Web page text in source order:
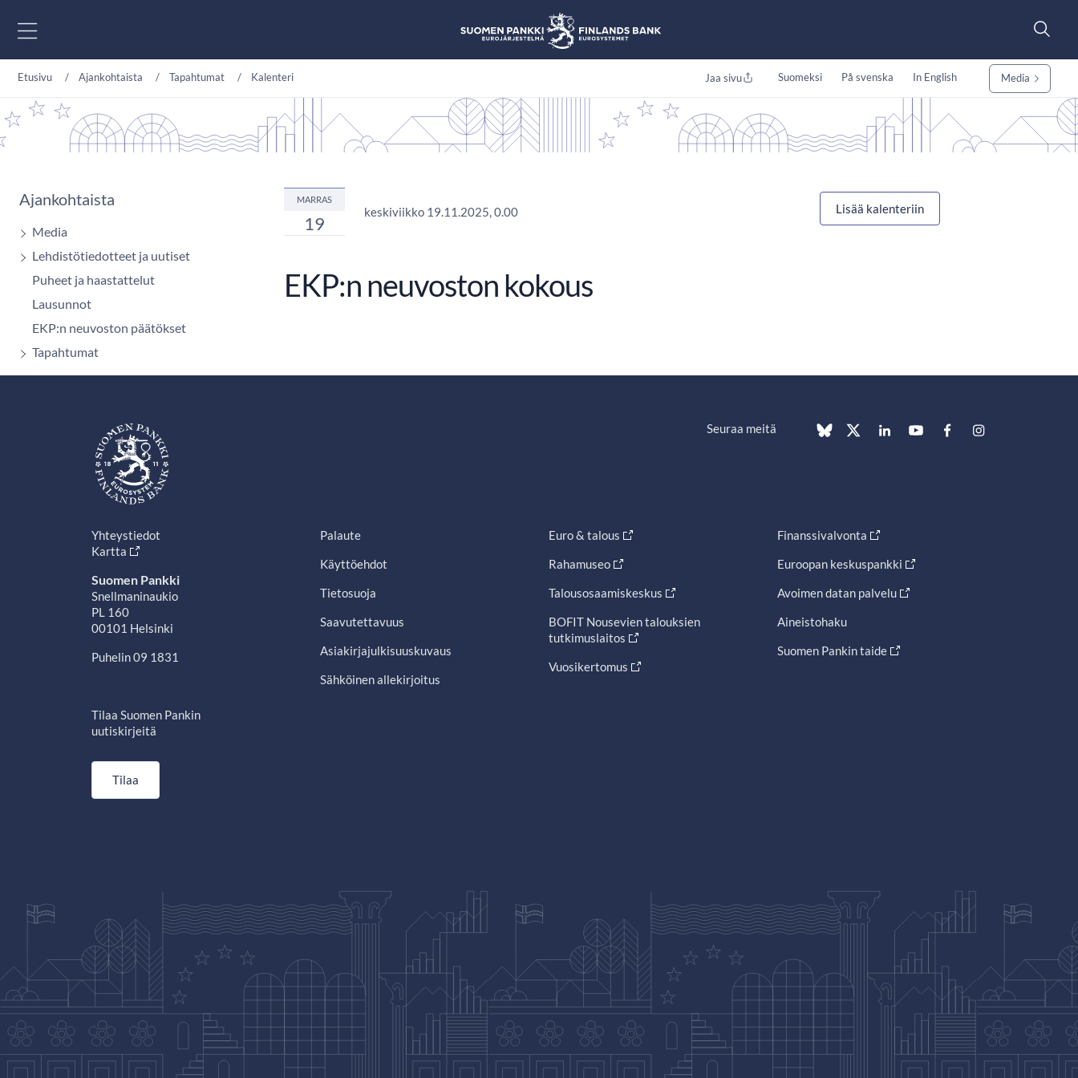
Etusivu Ajankohtaista Tapahtumat Kalenteri Jaa sivu Suomeksi På svenska In English Media
Ajankohtaista
Media
Lehdistötiedotteet ja uutiset
Puheet ja haastattelut
Lausunnot
EKP:n neuvoston päätökset
Tapahtumat
MARRAS
19
keskiviikko 19.11.2025, 0.00 Lisää kalenteriin
EKP:n neuvoston kokous
Seuraa meitä
Yhteystiedot
Kartta
Suomen Pankki
Snellmaninaukio
PL 160
00101 Helsinki
Puhelin 09 1831
Tilaa Suomen Pankin
uutiskirjeitä
Tilaa
Palaute
Käyttöehdot
Tietosuoja
Saavutettavuus
Asiakirjajulkisuuskuvaus
Sähköinen allekirjoitus
Euro & talous
Rahamuseo
Talousosaamiskeskus
BOFIT Nousevien talouksien
tutkimuslaitos
Vuosikertomus
Finanssivalvonta
Euroopan keskuspankki
Avoimen datan palvelu
Aineistohaku
Suomen Pankin taide